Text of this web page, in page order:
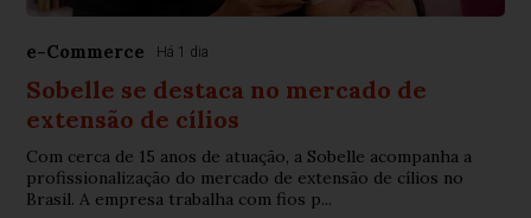
e-Commerce Há 1 dia
Sobelle se destaca no mercado de
extensão de cílios
Com cerca de 15 anos de atuação, a Sobelle acompanha a
profissionalização do mercado de extensão de cílios no
Brasil. A empresa trabalha com fios p...